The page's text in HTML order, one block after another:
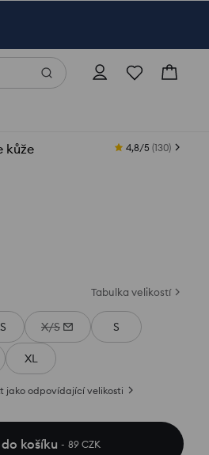
kůže 4,8/5 (130)
Tabulka velikostí
X/S S
XL
jako odpovídající velikosti
košíku 89 CZK